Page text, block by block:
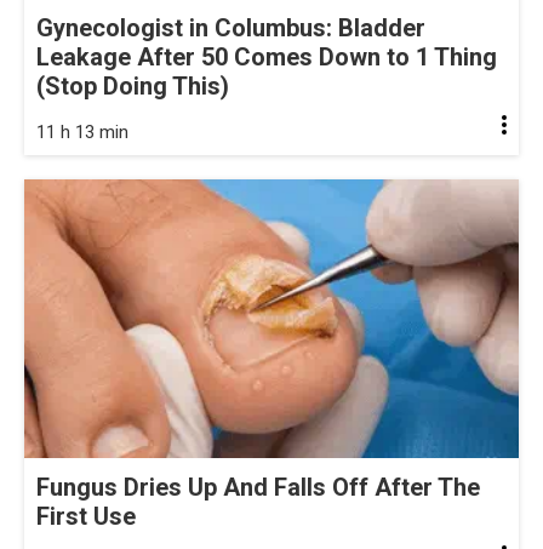
Gynecologist in Columbus: Bladder
Leakage After 50 Comes Down to 1 Thing
(Stop Doing This)
11 h 13 min
Fungus Dries Up And Falls Off After The
First Use